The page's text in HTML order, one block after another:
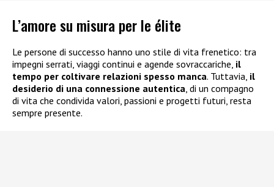
L’amore su misura per le élite
Le persone di successo hanno uno stile di vita frenetico: tra
impegni serrati, viaggi continui e agende sovraccariche, il
tempo per coltivare relazioni spesso manca. Tuttavia, il
desiderio di una connessione autentica, di un compagno
di vita che condivida valori, passioni e progetti futuri, resta
sempre presente.